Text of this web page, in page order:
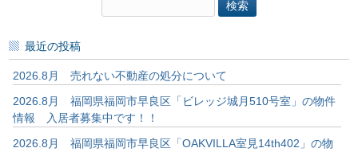
最近の投稿
2026.8月 売れない不動産の処分について
2026.8月 福岡県福岡市早良区「ビレッジ城月510号室」の物件
情報 入居者募集中です！！
2026.8月 福岡県福岡市早良区「OAKVILLA室見14th402」の物